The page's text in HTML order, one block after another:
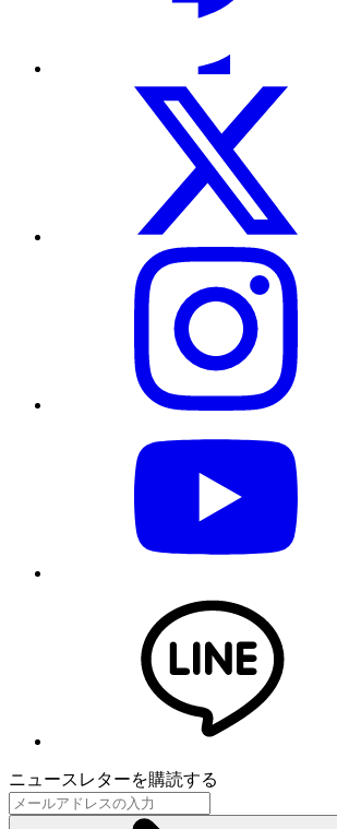
ニュースレターを購読する